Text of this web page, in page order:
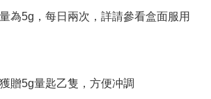
為5g，每日兩次，詳請參看盒面服用
贈5g量匙乙隻，方便冲調